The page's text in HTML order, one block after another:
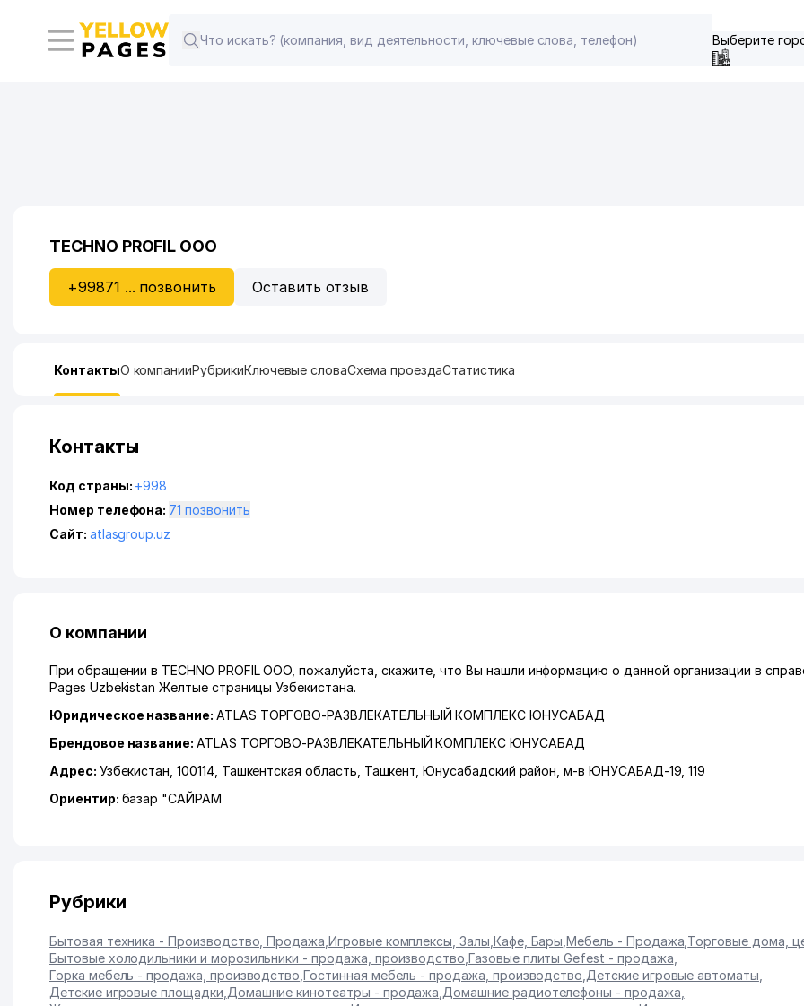
Выберите
TECHNO PROFIL ООО
+99871 ... позвонить Оставить отзыв
КонтактыО компанииРубрикиКлючевые словаСхема проездаСтатистика
Контакты
Код страны: +998
Номер телефона:
71 позвонить
Сайт: atlasgroup.uz
О компании
При обращении в TECHNO PROFIL ООО, пожалуйста, скажите, что Вы нашли информацию о данной организации в
Pages Uzbekistan Желтые страницы Узбекистана.
Юридическое название: ATLAS ТОРГОВО-РАЗВЛЕКАТЕЛЬНЫЙ КОМПЛЕКС ЮНУСАБАД
Брендовое название: ATLAS ТОРГОВО-РАЗВЛЕКАТЕЛЬНЫЙ КОМПЛЕКС ЮНУСАБАД
Адрес: Узбекистан, 100114, Ташкентская область Ташкент ,Юнусабадский район ,м-в ЮНУСАБАД-19 , 119
Ориентир: базар "САЙРАМ
Рубрики
Бытовая техника - Производство, Продажа ,Игровые комплексы, Залы Кафе, Бары ,Мебель - Продажа Торговые дома,
Бытовые холодильники и морозильники - продажа, производство ,Газовые плиты Gefest - продажа
Горка мебель - продажа, производство ,Гостинная мебель - продажа, производство Детские игровые автоматы
Детские игровые площадки Домашние кинотеатры - продажа Домашние радиотелефоны - продажа